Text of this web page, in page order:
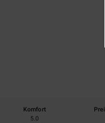
Komfort
5.0